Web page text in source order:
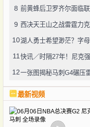
8
9 西决天王山之战雷霆力
10湖人勇士希望渺茫？字
11快讯／时隔27年！尼克
12一张图揭秘马刺G4碾压
最新视频